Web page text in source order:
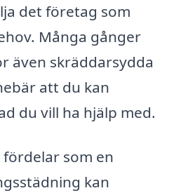
det företag som
Många gånger
även skräddarsydda
att du kan
du vill ha hjälp med.
som en
kan